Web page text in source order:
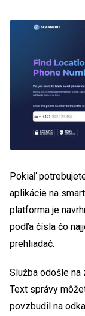
Pokiaľ
aplikácie na
platforma je
podľa čísla čo
prehliadač.
Služba odošle
Text správy
povzbudil na